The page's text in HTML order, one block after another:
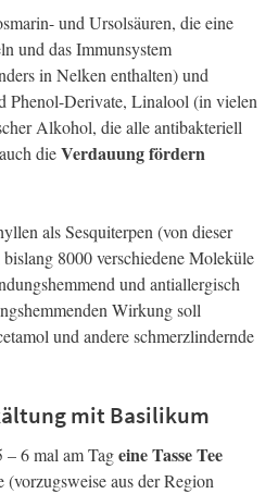
und Ursolsäuren, die eine
und das Immunsystem
in Nelken enthalten) und
Phenol-Derivate, Linalool (in vielen
Alkohol, die alle antibakteriell
dieVerdauung fördern
als Sesquiterpen (von dieser
8000 verschiedene Moleküle
und antiallergisch
Wirkung soll
und andere schmerzlindernde
mit Basilikum
– 6 mal am Tageine Tasse Tee
(vorzugsweise aus der Region